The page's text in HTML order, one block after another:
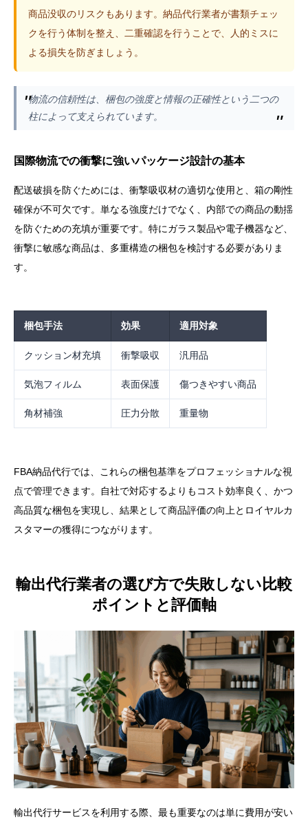
商品没収のリスクもあります。納品代行業者が書類チェッ
クを行う体制を整え、二重確認を行うことで、人的ミスに
よる損失を防ぎましょう。
物流の信頼性は、梱包の強度と情報の正確性という二つの
柱によって支えられています。
国際物流での衝撃に強いパッケージ設計の基本
配送破損を防ぐためには、衝撃吸収材の適切な使用と、箱の剛性
確保が不可欠です。単なる強度だけでなく、内部での商品の動揺
を防ぐための充填が重要です。特にガラス製品や電子機器など、
衝撃に敏感な商品は、多重構造の梱包を検討する必要がありま
す。
梱包手法 効果 適用対象
クッション材充填 衝撃吸収 汎用品
気泡フィルム 表面保護 傷つきやすい商品
角材補強 圧力分散 重量物
FBA納品代行では、これらの梱包基準をプロフェッショナルな視
点で管理できます。自社で対応するよりもコスト効率良く、かつ
高品質な梱包を実現し、結果として商品評価の向上とロイヤルカ
スタマーの獲得につながります。
輸出代行業者の選び方で失敗しない比較
ポイントと評価軸
輸出代行サービスを利用する際、最も重要なのは単に費用が安い